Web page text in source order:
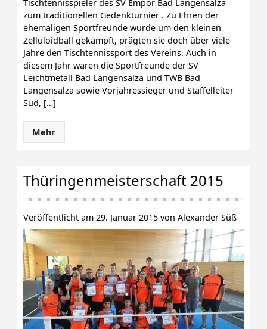
Tischtennisspieler des SV Empor Bad Langensalza
zum traditionellen Gedenkturnier . Zu Ehren der
ehemaligen Sportfreunde wurde um den kleinen
Zelluloidball gekämpft, prägten sie doch über viele
Jahre den Tischtennissport des Vereins. Auch in
diesem Jahr waren die Sportfreunde der SV
Leichtmetall Bad Langensalza und TWB Bad
Langensalza sowie Vorjahressieger und Staffelleiter
Süd, […]
Mehr
Thüringenmeisterschaft 2015
Veröffentlicht am 29. Januar 2015 von Alexander Süß